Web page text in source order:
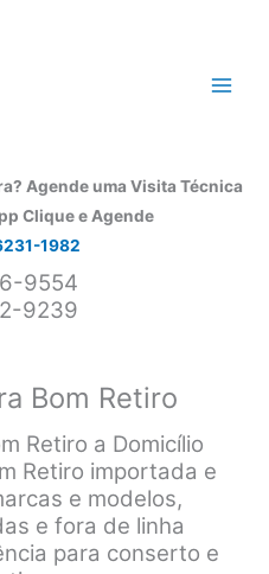
Agende uma Visita Técnica
Clique e Agende
1982
9554
9239
Bom Retiro
Retiro a Domicílio
Retiro importada e
e modelos,
e fora de linha
para conserto e